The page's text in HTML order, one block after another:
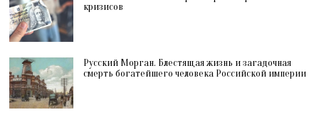
кризисов
Русский Морган. Блестящая жизнь и загадочная
смерть богатейшего человека Российской империи